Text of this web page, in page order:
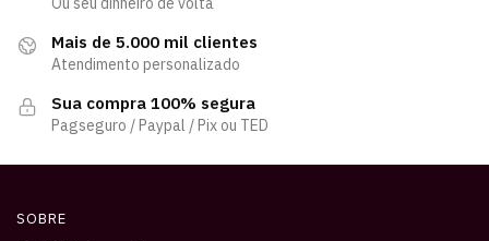
Mais de 5.000 mil clientes
Atendimento personalizado
Sua compra 100% segura
Pagseguro / Paypal / Pix ou TED
SOBRE